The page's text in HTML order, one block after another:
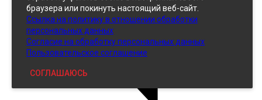
Кожзам
браузера или покинуть настоящий веб-сайт.
Ссылка на политику в отношении обработки
персональных данных
Согласие на обработку персональных данных
Пользовательское соглашение
СОГЛАШАЮСЬ